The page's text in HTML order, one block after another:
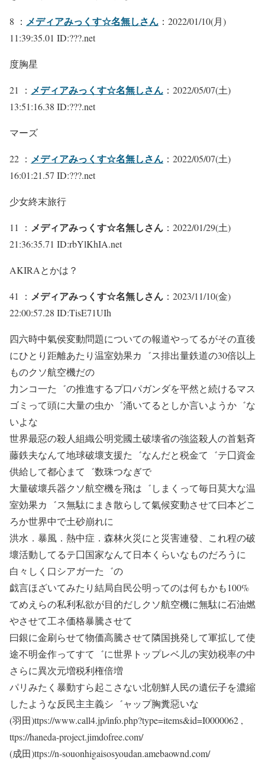
8 ： メディアみっくす☆名無しさん ：2022/01/10(月)
11:39:35.01 ID:???.net
度胸星
21 ： メディアみっくす☆名無しさん ：2022/05/07(土)
13:51:16.38 ID:???.net
マーズ
22 ： メディアみっくす☆名無しさん ：2022/05/07(土)
16:01:21.57 ID:???.net
少女終末旅行
11 ： メディアみっくす☆名無しさん ：2022/01/29(土)
21:36:35.71 ID:rbYlKhIA.net
AKIRAとかは？
41 ： メディアみっくす☆名無しさん ：2023/11/10(金)
22:00:57.28 ID:TisE71UIh
四六時中氣侯変動問題についての報道やってるがその直後
にひとり距離あたり温室効果カ゛ス排出量鉄道の30倍以上
ものクソ航空機だの
力ンコ一た゛の推進するプ口パガンダを平然と続けるマス
ゴミって頭に大量の虫か゛涌いてるとしか言いようか゛な
いよな
世界最惡の殺人組織公明党國土破壊省の強盜殺人の首魁斉
藤鉄夫なんて地球破壞支援た゛なんだと税金て゛テ囗資金
供給して都心まて゛数珠つなぎで
大量破壞兵器クソ航空機を飛は゛しまくって毎日莫大な温
室効果カ゛ス無駄にまき散らして氣候変動させて曰本どこ
ろか世界中で土砂崩れに
洪水．暴風．熱中症．森林火災にと災害連發、これ程の破
壞活動してるテ囗国家なんて日本くらいなものだろうに
白々しく口シアガ一た゛の
戯言ほざいてみたり結局自民公明ってのは何もかも100%
てめえらの私利私欲が目的だしクソ航空機に無駄に石油燃
やさせて工ネ価格暴騰させて
曰銀に金刷らせて物価高騰させて隣国挑発して軍拡して使
途不明金作ってすて゛に世界トップレベ儿の実効税率の中
さらに異次元増税利権倍増
パリみたく暴動すら起こさない北朝鮮人民の遺伝子を濃縮
したような反民主主義シ゛ャップ胸糞惡いな
(羽田)ttps://www.call4.jp/info.php?type=items&id=I0000062 ,
ttps://haneda-project.jimdofree.com/
(成田)ttps://n-souonhigaisosyoudan.amebaownd.com/